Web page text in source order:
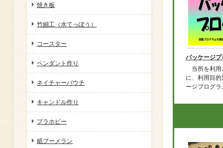
パッケージ
当所を利用
に、利用目
ージプログラ
焼き板
竹細工（水てっぽう）
コースター
ペンダント作り
ネイチャーパウチ
キャンドル作り
プラホビー
紙ブーメラン